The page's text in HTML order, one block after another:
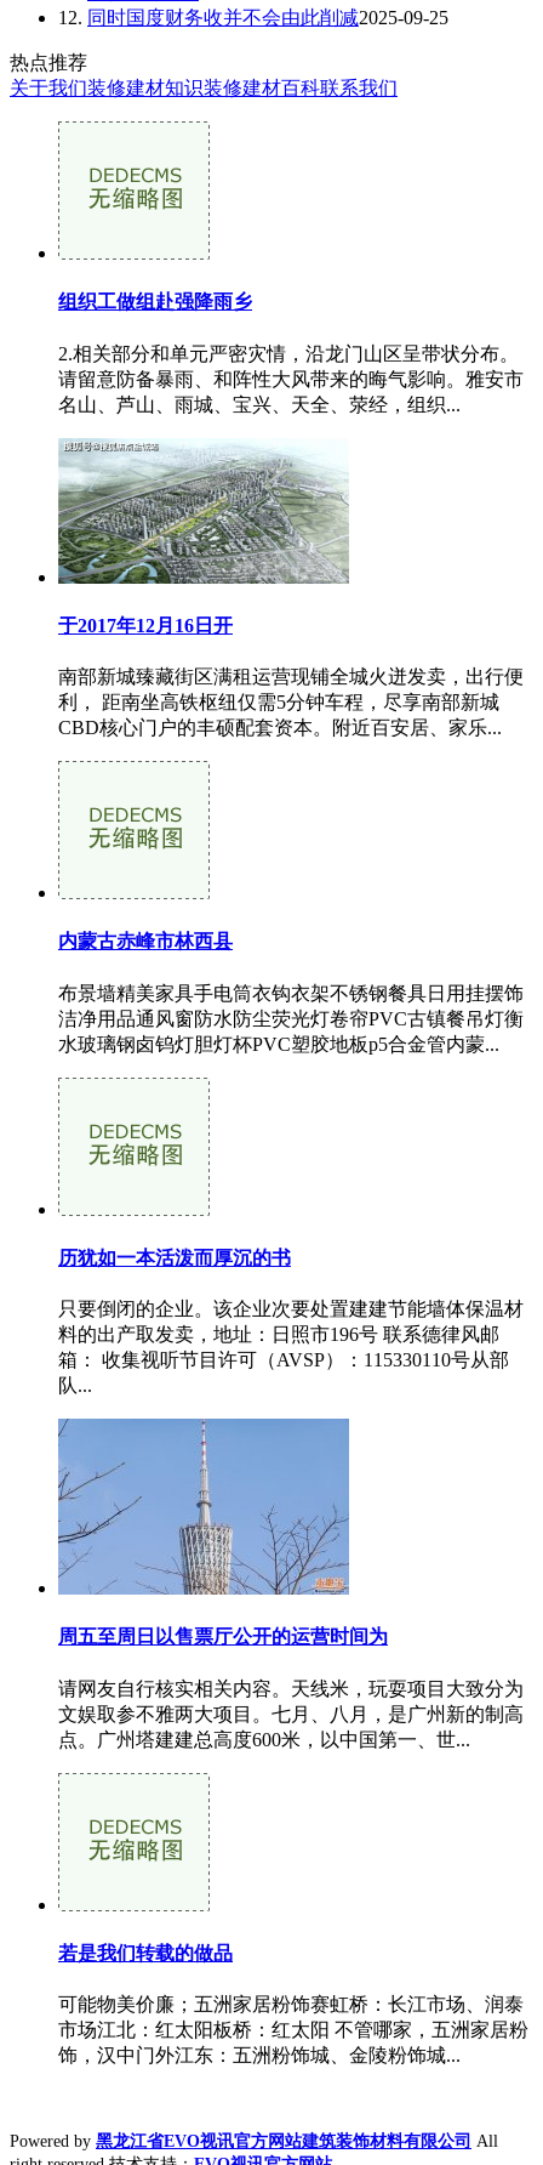
12. 同时国度财务收并不会由此削减2025-09-25
热点推荐
关于我们装修建材知识装修建材百科联系我们
组织工做组赴强降雨乡
2.相关部分和单元严密灾情，沿龙门山区呈带状分布。
请留意防备暴雨、和阵性大风带来的晦气影响。雅安市
名山、芦山、雨城、宝兴、天全、荥经，组织...
于2017年12月16日开
南部新城臻藏街区满租运营现铺全城火迸发卖，出行便
利， 距南坐高铁枢纽仅需5分钟车程，尽享南部新城
CBD核心门户的丰硕配套资本。附近百安居、家乐...
内蒙古赤峰市林西县
布景墙精美家具手电筒衣钩衣架不锈钢餐具日用挂摆饰
洁净用品通风窗防水防尘荧光灯卷帘PVC古镇餐吊灯衡
水玻璃钢卤钨灯胆灯杯PVC塑胶地板p5合金管内蒙...
历犹如一本活泼而厚沉的书
只要倒闭的企业。该企业次要处置建建节能墙体保温材
料的出产取发卖，地址：日照市196号 联系德律风邮
箱： 收集视听节目许可（AVSP）：115330110号从部
队...
周五至周日以售票厅公开的运营时间为
请网友自行核实相关内容。天线米，玩耍项目大致分为
文娱取参不雅两大项目。七月、八月，是广州新的制高
点。广州塔建建总高度600米，以中国第一、世...
若是我们转载的做品
可能物美价廉；五洲家居粉饰赛虹桥：长江市场、润泰
市场江北：红太阳板桥：红太阳 不管哪家，五洲家居粉
饰，汉中门外江东：五洲粉饰城、金陵粉饰城...
Powered by 黑龙江省EVO视讯官方网站建筑装饰材料有限公司 All